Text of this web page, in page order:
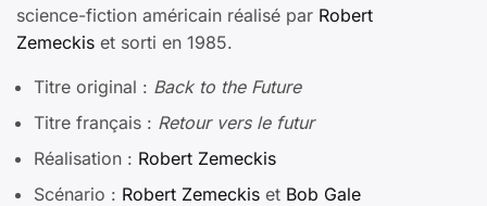
science-fiction américain réalisé par Robert
Zemeckis et sorti en 1985.
Titre original : Back to the Future
Titre français : Retour vers le futur
Réalisation : Robert Zemeckis
Scénario : Robert Zemeckis et Bob Gale